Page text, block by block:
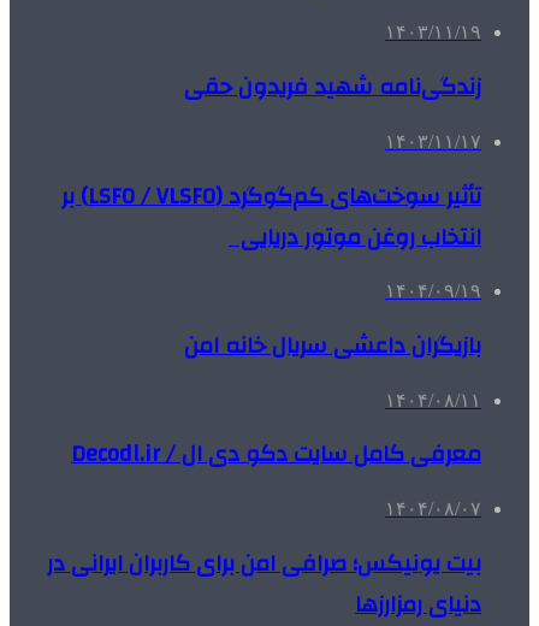
۱۴۰۳/۱۱/۱۹
زندگی‌نامه شهید فریدون حقی
۱۴۰۳/۱۱/۱۷
تأثیر سوخت‌های کم‌گوگرد (LSFO / VLSFO) بر
انتخاب روغن موتور دریایی
۱۴۰۴/۰۹/۱۹
بازیگران داعشی سریال خانه امن
۱۴۰۴/۰۸/۱۱
معرفی کامل سایت دکو دی ال / Decodl.ir
۱۴۰۴/۰۸/۰۷
بیت یونیکس؛ صرافی امن برای کاربران ایرانی در
دنیای رمزارزها